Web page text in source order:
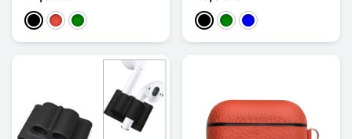
Schwarz
Rot Grün Schwarz
GrünBlau